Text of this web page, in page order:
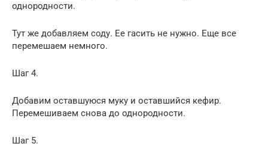
однородности.
Тут же добавляем соду. Ее гасить не нужно. Еще все
перемешаем немного.
Шаг 4.
Добавим оставшуюся муку и оставшийся кефир.
Перемешиваем снова до однородности.
Шаг 5.